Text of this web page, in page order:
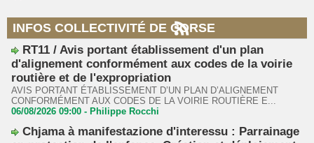
INFOS COLLECTIVITÉ DE CORSE
RT11 / Avis portant établissement d'un plan
d'alignement conformément aux codes de la voirie
routière et de l'expropriation
AVIS PORTANT ÉTABLISSEMENT D’UN PLAN D’ALIGNEMENT
CONFORMÉMENT AUX CODES DE LA VOIRIE ROUTIÈRE E...
06/08/2026 09:00 - Philippe Rocchi
Chjama à manifestazione d'interessu : Parrainage